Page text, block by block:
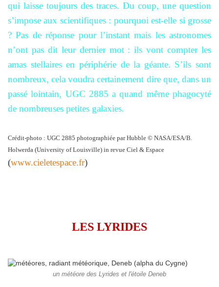
qui laisse toujours des traces. Du coup, une question
s’impose aux scientifiques : pourquoi est-elle si grosse
? Pas de réponse pour l’instant mais les astronomes
n’ont pas dit leur dernier mot : ils vont compter les
amas stellaires en périphérie de la géante. S’ils sont
nombreux, cela voudra certainement dire que, dans un
passé lointain, UGC 2885 a quand même phagocyté
de nombreuses petites galaxies.
Crédit-photo : UGC 2885 photographiée par Hubble © NASA/ESA/B.
Holwerda (University of Louisville) in revue Ciel & Espace
(www.cieletespace.fr)
LES LYRIDES
un météore des Lyrides et l'étoile Deneb